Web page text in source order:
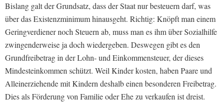
Bislang galt der Grundsatz, dass der Staat nur besteuern darf, was
über das Existenzminimum hinausgeht. Richtig: Knöpft man einem
Geringverdiener noch Steuern ab, muss man es ihm über Sozialhilfe
zwingenderweise ja doch wiedergeben. Deswegen gibt es den
Grundfreibetrag in der Lohn- und Einkommensteuer, der dieses
Mindesteinkommen schützt. Weil Kinder kosten, haben Paare und
Alleinerziehende mit Kindern deshalb einen besonderen Freibetrag.
Dies als Förderung von Familie oder Ehe zu verkaufen ist dreist.